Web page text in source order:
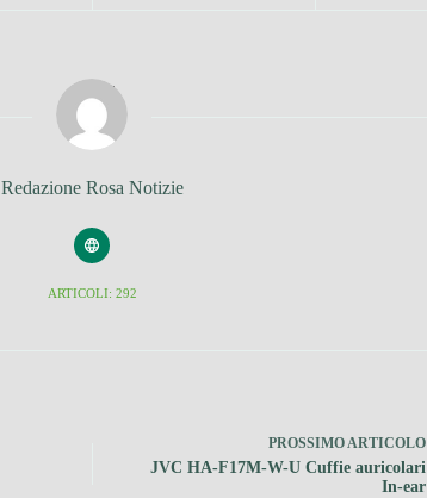
Redazione Rosa Notizie
ARTICOLI: 292
PROSSIMOARTICOLO
JVC HA-F17M-W-U Cuffie auricolari
In-ear